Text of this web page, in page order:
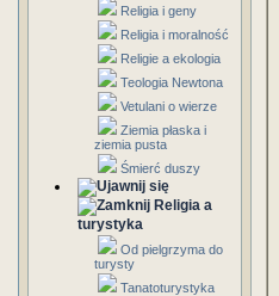
Religia i geny
Religia i moralność
Religie a ekologia
Teologia Newtona
Vetulani o wierze
Ziemia płaska i
ziemia pusta
Śmierć duszy
Religia a
turystyka
Od pielgrzyma do
turysty
Tanatoturystyka